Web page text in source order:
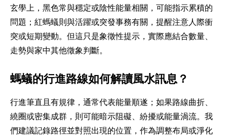
玄學上，黑色常與穩定或陰性能量相關，可能指示累積的
問題；紅螞蟻則與活躍或突發事務有關，提醒注意人際衝
突或短期變動。但這只是象徵性提示，實際應結合數量、
走勢與家中其他徵象判斷。
螞蟻的行進路線如何解讀風水訊息？
行進筆直且有規律，通常代表能量順遂；如果路線曲折、
繞圈或密集成群，則可能暗示阻礙、紛擾或能量渦流。我
們建議記錄路徑並對照出現的位置，作為調整布局或淨化